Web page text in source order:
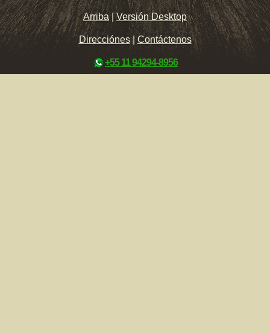
Arriba |Versión Desktop
Direcciónes| Contáctenos
+55 11 94294-8956